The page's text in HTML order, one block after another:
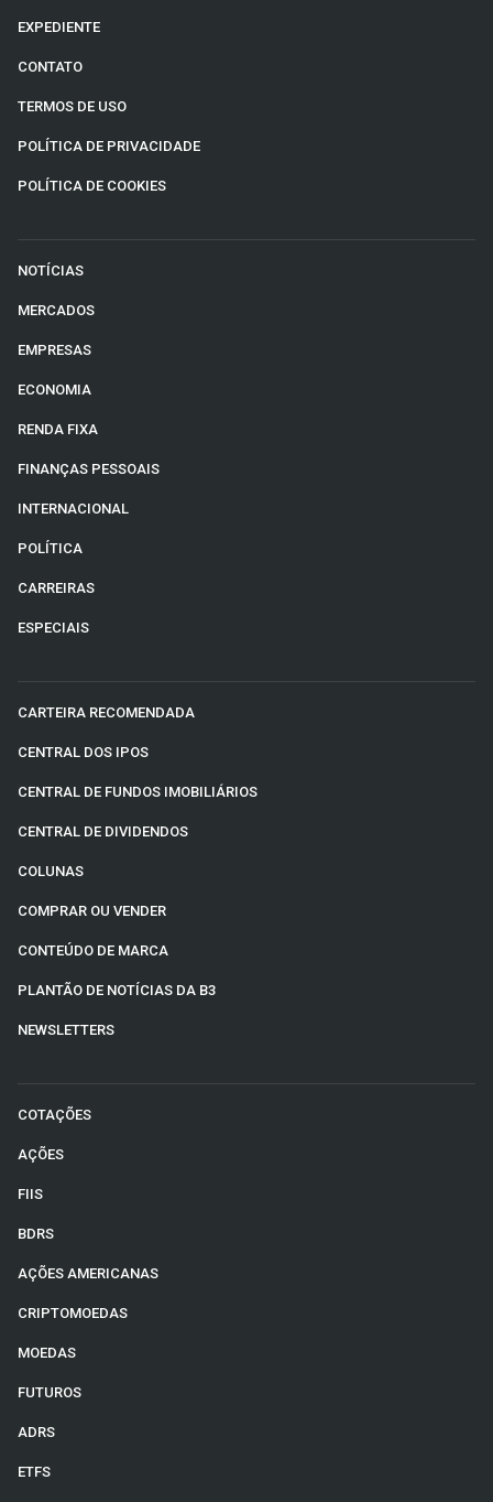
EXPEDIENTE
CONTATO
TERMOS DE USO
POLÍTICA DE PRIVACIDADE
POLÍTICA DE COOKIES
NOTÍCIAS
MERCADOS
EMPRESAS
ECONOMIA
RENDA FIXA
FINANÇAS PESSOAIS
INTERNACIONAL
POLÍTICA
CARREIRAS
ESPECIAIS
CARTEIRA RECOMENDADA
CENTRAL DOS IPOS
CENTRAL DE FUNDOS IMOBILIÁRIOS
CENTRAL DE DIVIDENDOS
COLUNAS
COMPRAR OU VENDER
CONTEÚDO DE MARCA
PLANTÃO DE NOTÍCIAS DA B3
NEWSLETTERS
COTAÇÕES
AÇÕES
FIIS
BDRS
AÇÕES AMERICANAS
CRIPTOMOEDAS
MOEDAS
FUTUROS
ADRS
ETFS